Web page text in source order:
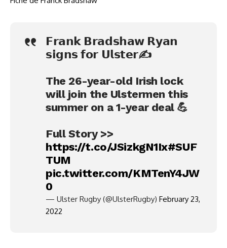
𝗙𝗿𝗮𝗻𝗸 𝗕𝗿𝗮𝗱𝘀𝗵𝗮𝘄 𝗥𝘆𝗮𝗻
𝘀𝗶𝗴𝗻𝘀 𝗳𝗼𝗿 𝗨𝗹𝘀𝘁𝗲𝗿✍️
The 26-year-old Irish lock
will join the Ulstermen this
summer on a 1-year deal 💪
Full Story >>
https://t.co/JSizkgN1Ix#SUF
TUM
pic.twitter.com/KMTenY4JW
0
— Ulster Rugby (@UlsterRugby) February 23,
2022